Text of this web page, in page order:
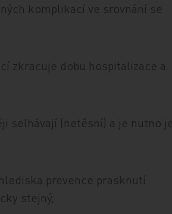
komplikací ve srovnání se
zkracuje dobu hospitalizace a
selhávají (netěsní) a je nutno je
prevence prasknutí
stejný,